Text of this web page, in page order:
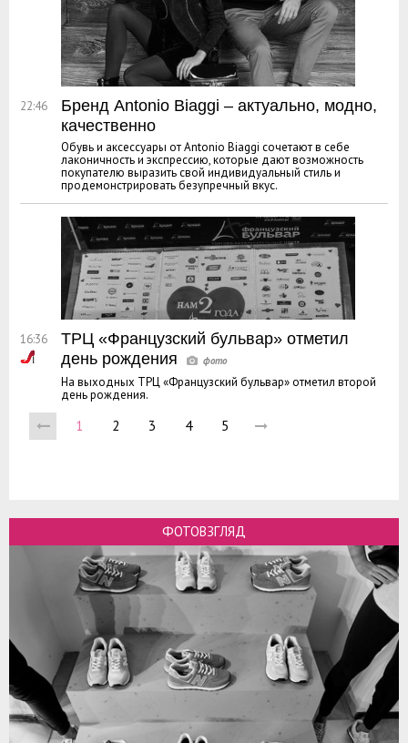
22:46
Бренд Antonio Biaggi – актуально, модно,
качественно
Обувь и аксессуары от Antonio Biaggi сочетают в себе
лаконичность и экспрессию, которые дают возможность
покупателю выразить свой индивидуальный стиль и
продемонстрировать безупречный вкус.
16:36
ТРЦ «Французский бульвар» отметил
день рождения
На выходных ТРЦ «Французский бульвар» отметил второй
день рождения.
1 2 3 4 5
ФОТОВЗГЛЯД